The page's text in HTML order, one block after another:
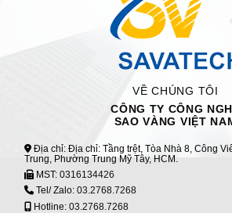
VỀ CHÚNG TÔI
CÔNG TY CÔNG
SAO VÀNG VIỆT
Địa chỉ: Địa chỉ: Tầng trệt, Tòa Nhà 8, Công
Trung, Phường Trung Mỹ Tây, HCM.
MST: 0316134426
Tel/ Zalo: 03.2768.7268
Hotline: 03.2768.7268